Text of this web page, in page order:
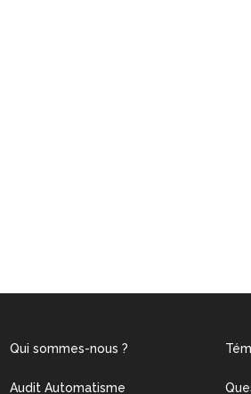
Qui sommes-nous ?
Audit Automatisme